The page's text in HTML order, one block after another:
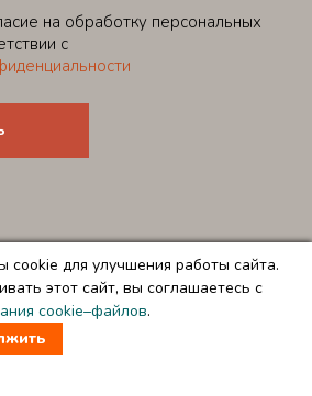
на обработку персональных
с
Team-B
персональных данных
для улучшения работы сайта.
этот сайт, вы соглашаетесь с
cookie–файлов.